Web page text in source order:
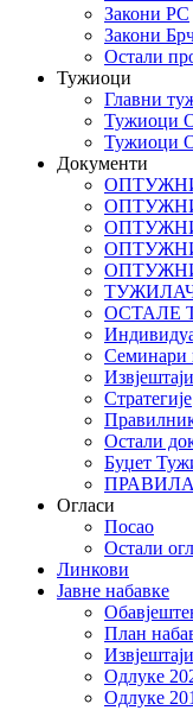
Закони РС
Закони
Остали
Тужиоци
Главни
Тужиоци
Тужиоци
Документи
ОСТАЛЕ
Семинари
Извјештаји
Стратегије
Остали
Буџет
Огласи
Посао
Остали
Линкови
Јавне набавке
План
Одлуке
Одлуке